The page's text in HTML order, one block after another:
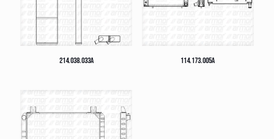
214.038.033A 114.173.005A